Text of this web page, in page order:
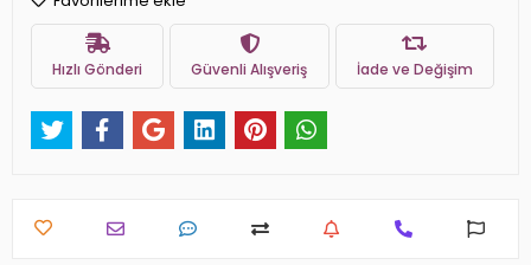
Hızlı Gönderi Güvenli Alışveriş İade ve Değişim